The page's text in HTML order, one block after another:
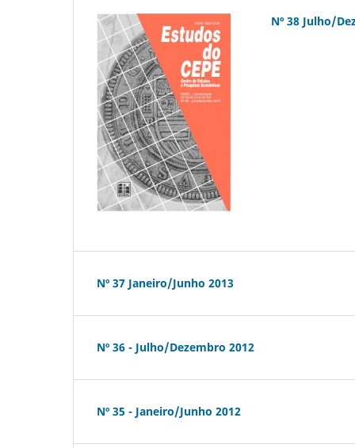
Nº 38 Julho/
Nº 37 Janeiro/Junho 2013
Nº 36 - Julho/Dezembro 2012
Nº 35 - Janeiro/Junho 2012